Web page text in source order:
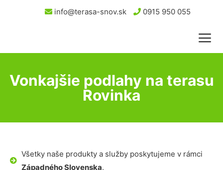
info@terasa-snov.sk 0915 950 055
Vonkajšie podlahy na terasu
Rovinka
Všetky naše produkty a služby poskytujeme v rámci
Západného Slovenska.